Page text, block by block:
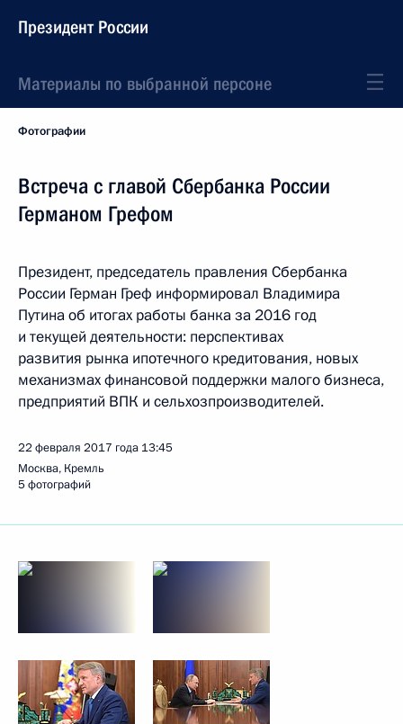
Президент России
Материалы по выбранной персоне
Фотографии
Встреча с главой Сбербанка России
Германом Грефом
Президент, председатель правления Сбербанка
России Герман Греф информировал Владимира
Путина об итогах работы банка за 2016 год
и текущей деятельности: перспективах
развития рынка ипотечного кредитования, новых
механизмах финансовой поддержки малого бизнеса,
предприятий ВПК и сельхозпроизводителей.
22 февраля 2017 года 13:45
Москва, Кремль
5 фотографий